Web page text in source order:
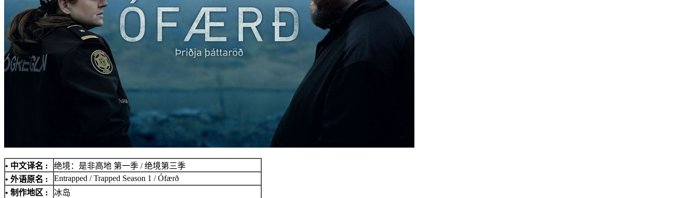
• 中文译名 :
绝境：是非高地 第一季 / 绝境第三季
• 外语原名 :
Entrapped / Trapped Season 1 / Ófærð
• 制作地区 :
冰岛